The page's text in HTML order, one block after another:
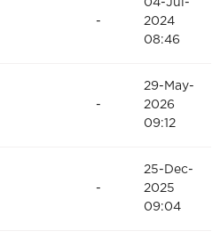
-
04-Jul-
2024
08:46
-
29-May-
2026
09:12
-
25-Dec-
2025
09:04